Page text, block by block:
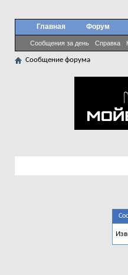
Главная Форум
Сообщения за день Справка
Сообщение форума